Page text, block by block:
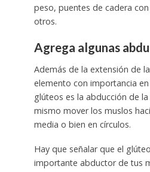
peso, puentes de cadera
otros.
Agrega algunas
Además de la extensión de
elemento con importancia
glúteos es la abducción de
mismo mover los muslos
media o bien en círculos.
Hay que señalar que el
importante abductor de tus